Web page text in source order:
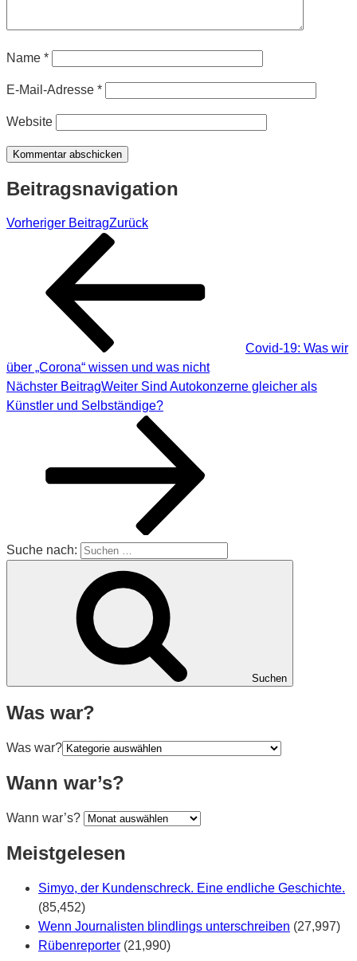
Name *
E-Mail-Adresse *
Website
Beitragsnavigation
Vorheriger BeitragZurück
Covid-19: Was wir
über „Corona“ wissen und was nicht
Nächster BeitragWeiter Sind Autokonzerne gleicher als
Künstler und Selbständige?
Suche nach:
Suchen
Was war?
Was war?
Wann war’s?
Wann war’s?
Meistgelesen
Simyo, der Kundenschreck. Eine endliche Geschichte.
(85,452)
Wenn Journalisten blindlings unterschreiben (27,997)
Rübenreporter (21,990)